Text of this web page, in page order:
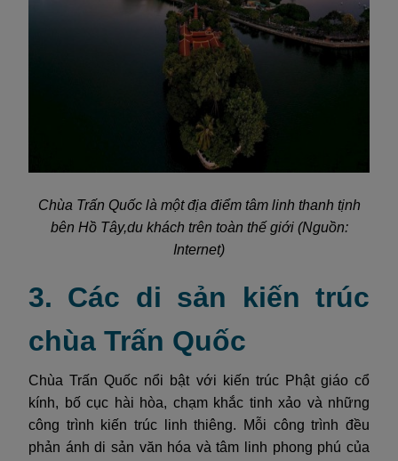
Chùa Trấn Quốc là một địa điểm tâm linh thanh tịnh
bên Hồ Tây,du khách trên toàn thế giới (Nguồn:
Internet)
3. Các di sản kiến trúc
chùa Trấn Quốc
Chùa Trấn Quốc nổi bật với kiến trúc Phật giáo cổ
kính, bố cục hài hòa, chạm khắc tinh xảo và những
công trình kiến trúc linh thiêng. Mỗi công trình đều
phản ánh di sản văn hóa và tâm linh phong phú của